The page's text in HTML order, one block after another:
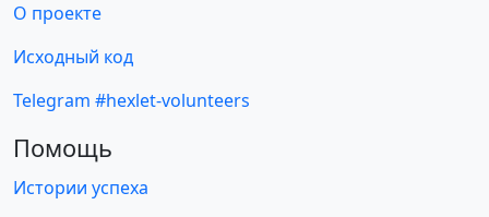
О проекте
Исходный код
Telegram #hexlet-volunteers
Помощь
Истории успеха